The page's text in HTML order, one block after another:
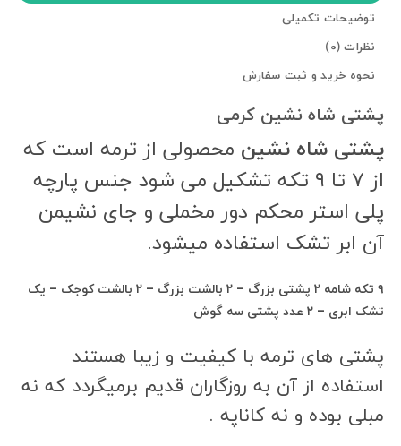
توضیحات تکمیلی
نظرات (0)
نحوه خرید و ثبت سفارش
پشتی شاه نشین کرمی
پشتی شاه نشین محصولی از ترمه است که
از ۷ تا ۹ تکه تشکیل می شود جنس پارچه
پلی استر محکم دور مخملی و جای نشیمن
آن ابر تشک استفاده میشود.
۹ تکه شامه ۲ پشتی بزرگ – ۲ بالشت بزرگ – ۲ بالشت کوجک – یک
تشک ابری – ۲ عدد پشتی سه گوش
پشتی های ترمه با کیفیت و زیبا هستند
استفاده از آن به روزگاران قدیم برمیگردد که نه
مبلی بوده و نه کاناپه .